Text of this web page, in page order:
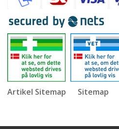
Artikel Sitemap Sitemap